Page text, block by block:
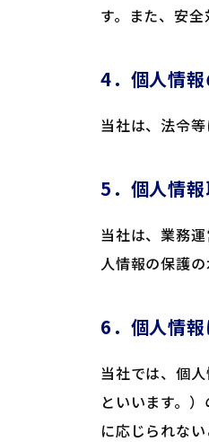
す。また、安
4．個人情
当社は、法令
5．個人情
当社は、業務
人情報の保護
6．個人情
当社では、個
といいます。
に応じられない